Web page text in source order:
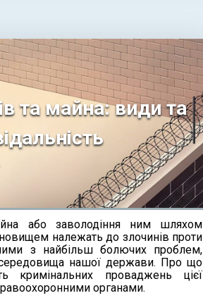
та майна: види та
або заволодіння ним шляхом
належать до злочинів проти
з найбільш болючих проблем,
нашої держави. Про що
кримінальних проваджень цієї
органами.